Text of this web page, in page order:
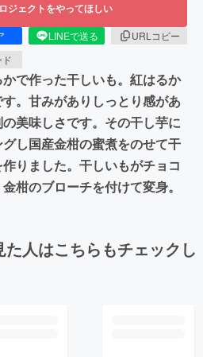
ジェクトをやってほしい
LINEで送る
URLコピー
で作った干しいも。紅はるか
。甘みがありしっとり感があ
美味しさです。その干し芋に
し国産金柑の蜜煮をのせて干
りました。干しいもがチョコ
柑のブローチを付けて変身。
人はこちらもチェックし